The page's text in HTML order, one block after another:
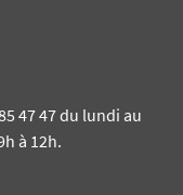
47 47 du lundi au
à 12h.